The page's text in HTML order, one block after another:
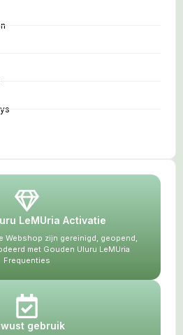
LeMUria Activatie
Webshop zijn gereinigd, geopend,
met Gouden Uluru LeMUria
Frequenties
gebruik